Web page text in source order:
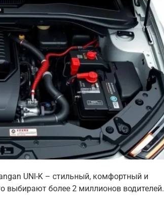
UNI-K – стильный, комфортный и
выбирают более 2 миллионов водителей.